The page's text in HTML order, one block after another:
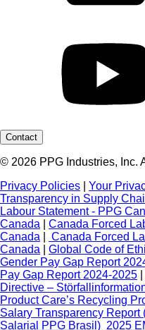
Contact
© 2026 PPG Industries, Inc.
Privacy Policies
Your
Transparency in Supply
Labour Statement - PPG
Canada
Canada Forced
Canada
Canada Forced
Canada
Global Code of
Gender Pay Gap Report
Pay Gap Report 2024-2025
Directive –
Product Care’s Recycling
Salary Transparency
Salarial PPG Brasil) 2025